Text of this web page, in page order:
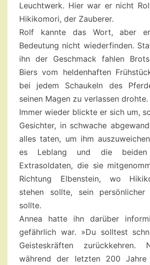
Leuchtwerk. Hier war er nicht
Hikikomori, der Zauberer.
Rolf kannte das Wort, aber
Bedeutung nicht wiederfinden.
ihn der Geschmack fahlen
Biers vom heldenhaften
bei jedem Schaukeln des
seinen Magen zu verlassen drohte.
Immer wieder blickte er sich um,
Gesichter, in schwache
alles taten, um ihm
es Leblang und die beiden
Extrasoldaten, die sie
Richtung Elbenstein, wo
stehen sollte, sein persönlicher
sollte.
Annea hatte ihn darüber
gefährlich war. »Du solltest
Geisteskräften zurückkehren.
während der letzten 200 Jahre